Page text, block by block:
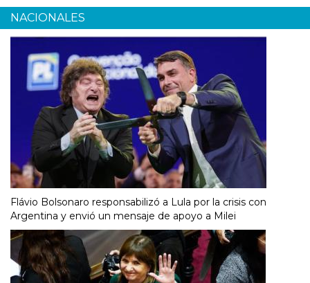
NACIONALES
Flávio Bolsonaro responsabilizó a Lula por la crisis con
Argentina y envió un mensaje de apoyo a Milei